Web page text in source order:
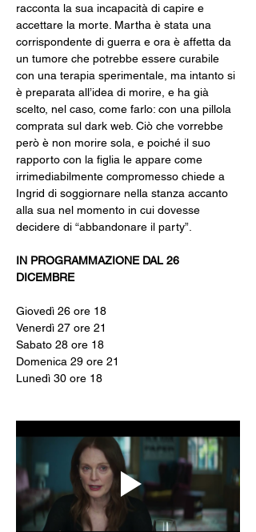
racconta la sua incapacità di capire e
accettare la morte. Martha è stata una
corrispondente di guerra e ora è affetta da
un tumore che potrebbe essere curabile
con una terapia sperimentale, ma intanto si
è preparata all’idea di morire, e ha già
scelto, nel caso, come farlo: con una pillola
comprata sul dark web. Ciò che vorrebbe
però è non morire sola, e poiché il suo
rapporto con la figlia le appare come
irrimediabilmente compromesso chiede a
Ingrid di soggiornare nella stanza accanto
alla sua nel momento in cui dovesse
decidere di “abbandonare il party”.
IN PROGRAMMAZIONE DAL 26
DICEMBRE
Giovedì 26 ore 18
Venerdì 27 ore 21
Sabato 28 ore 18
Domenica 29 ore 21
Lunedì 30 ore 18